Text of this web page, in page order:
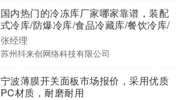
国内热门的冷冻库厂家哪家靠谱，装配
式冷库/防爆冷库/食品冷藏库/餐饮冷库/
疫苗冷库库/冷冻库/中型冷库，冷冻库
企业哪家好
张经理
苏州抖来创网络科技有限公司
宁波薄膜开关面板市场报价，采用优质
PC材质，耐磨耐用